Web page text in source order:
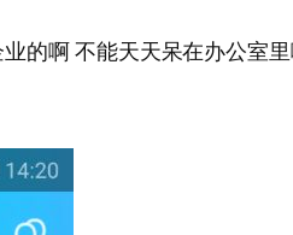
的啊 不能天天呆在办公室